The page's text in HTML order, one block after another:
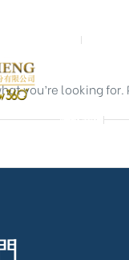
首頁 關
聯絡我們
you’re looking